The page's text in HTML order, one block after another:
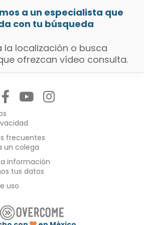
a un especialista que
con tu búsqueda
localización o busca
ofrezcan vídeo consulta.
frecuentes
un colega
información
tus datos
uso